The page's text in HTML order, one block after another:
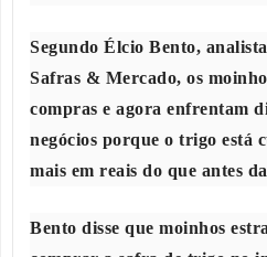
Segundo Élcio Bento,
Safras & Mercado, os
compras e agora enfrentam
negócios porque o trigo está
mais em reais do que antes
Bento disse que moinhos